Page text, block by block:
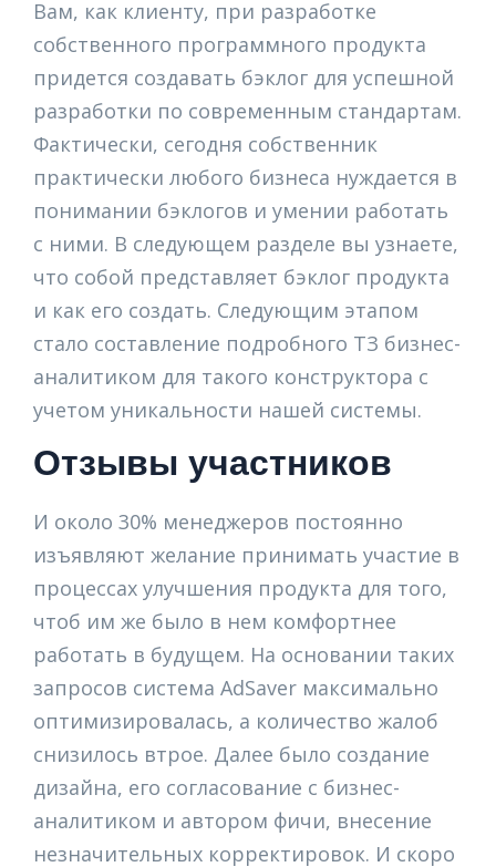
Вам, как клиенту, при разработке
собственного программного продукта
придется создавать бэклог для успешной
разработки по современным стандартам.
Фактически, сегодня собственник
практически любого бизнеса нуждается в
понимании бэклогов и умении работать
с ними. В следующем разделе вы узнаете,
что собой представляет бэклог продукта
и как его создать. Следующим этапом
стало составление подробного ТЗ бизнес-
аналитиком для такого конструктора с
учетом уникальности нашей системы.
Отзывы участников
И около 30% менеджеров постоянно
изъявляют желание принимать участие в
процессах улучшения продукта для того,
чтоб им же было в нем комфортнее
работать в будущем. На основании таких
запросов система AdSaver максимально
оптимизировалась, а количество жалоб
снизилось втрое. Далее было создание
дизайна, его согласование с бизнес-
аналитиком и автором фичи, внесение
незначительных корректировок. И скоро